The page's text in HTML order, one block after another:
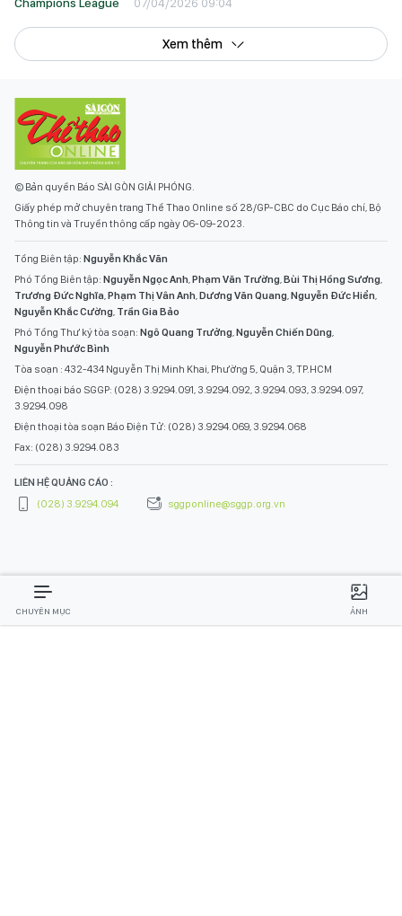
Xem thêm
© Bản quyền Báo SÀI GÒN GIẢI PHÓNG.
Giấy phép mở chuyên trang Thể Thao Online số 28/GP-CBC do Cục Báo chí, Bộ
Thông tin và Truyền thông cấp ngày 06-09-2023.
Tổng Biên tập: Nguyễn Khắc Văn
Phó Tổng Biên tập: Nguyễn Ngọc Anh,Phạm Văn Trường,Bùi Thị Hồng Sương,
Trương Đức Nghĩa,Phạm Thị Vân Anh,Dương Văn Quang,Nguyễn Đức Hiển,
Nguyễn Khắc Cường, Trần Gia Bảo
Phó Tổng Thư ký tòa soạn: Ngô Quang Trưởng,Nguyễn Chiến Dũng,
Nguyễn Phước Bình
Tòa soạn : 432-434 Nguyễn Thị Minh Khai, Phường 5, Quận 3, TP.HCM
Điện thoại báo SGGP: (028) 3.9294.091, 3.9294.092, 3.9294.093, 3.9294.097,
3.9294.098
Điện thoại tòa soạn Báo Điện Tử: (028) 3.9294.069, 3.9294.068
Fax: (028) 3.9294.083
LIÊN HỆ QUẢNG CÁO :
(028) 3.9294.094
sggponline@sggp.org.vn
CHUYÊN MỤC ẢNH